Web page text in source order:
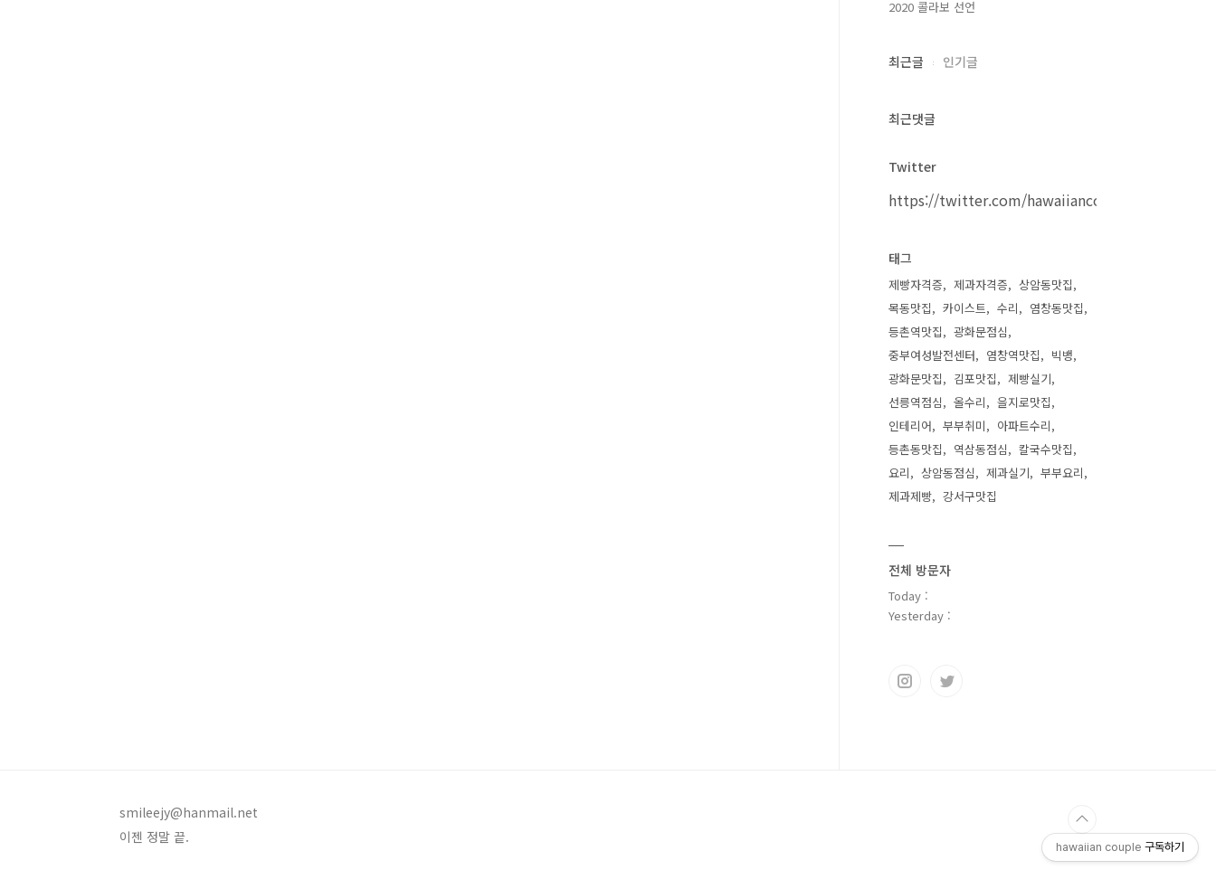
2020 콜라보 선언
최근글 인기글
최근댓글
Twitter
https://twitter.com/hawaiiancouple
태그
제빵자격증 제과자격증
상암동맛집
목동맛집
카이스트 수리
염창동맛집
등촌역맛집
광화문점심
중부여성발전센터
염창역맛집
빅뱅
광화문맛집
김포맛집
제빵실기
선릉역점심
올수리
을지로맛집
인테리어
부부취미
아파트수리
등촌동맛집
역삼동점심
칼국수맛집
요리
상암동점심 제과실기
부부요리
제과제빵
강서구맛집
전체 방문자
Today :
Yesterday :
smileejy@hanmail.net
이젠 정말 끝.
hawaiian couple 구독하기